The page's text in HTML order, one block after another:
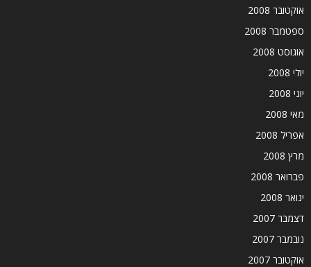
אוקטובר 2008
ספטמבר 2008
אוגוסט 2008
יולי 2008
יוני 2008
מאי 2008
אפריל 2008
מרץ 2008
פברואר 2008
ינואר 2008
דצמבר 2007
נובמבר 2007
אוקטובר 2007